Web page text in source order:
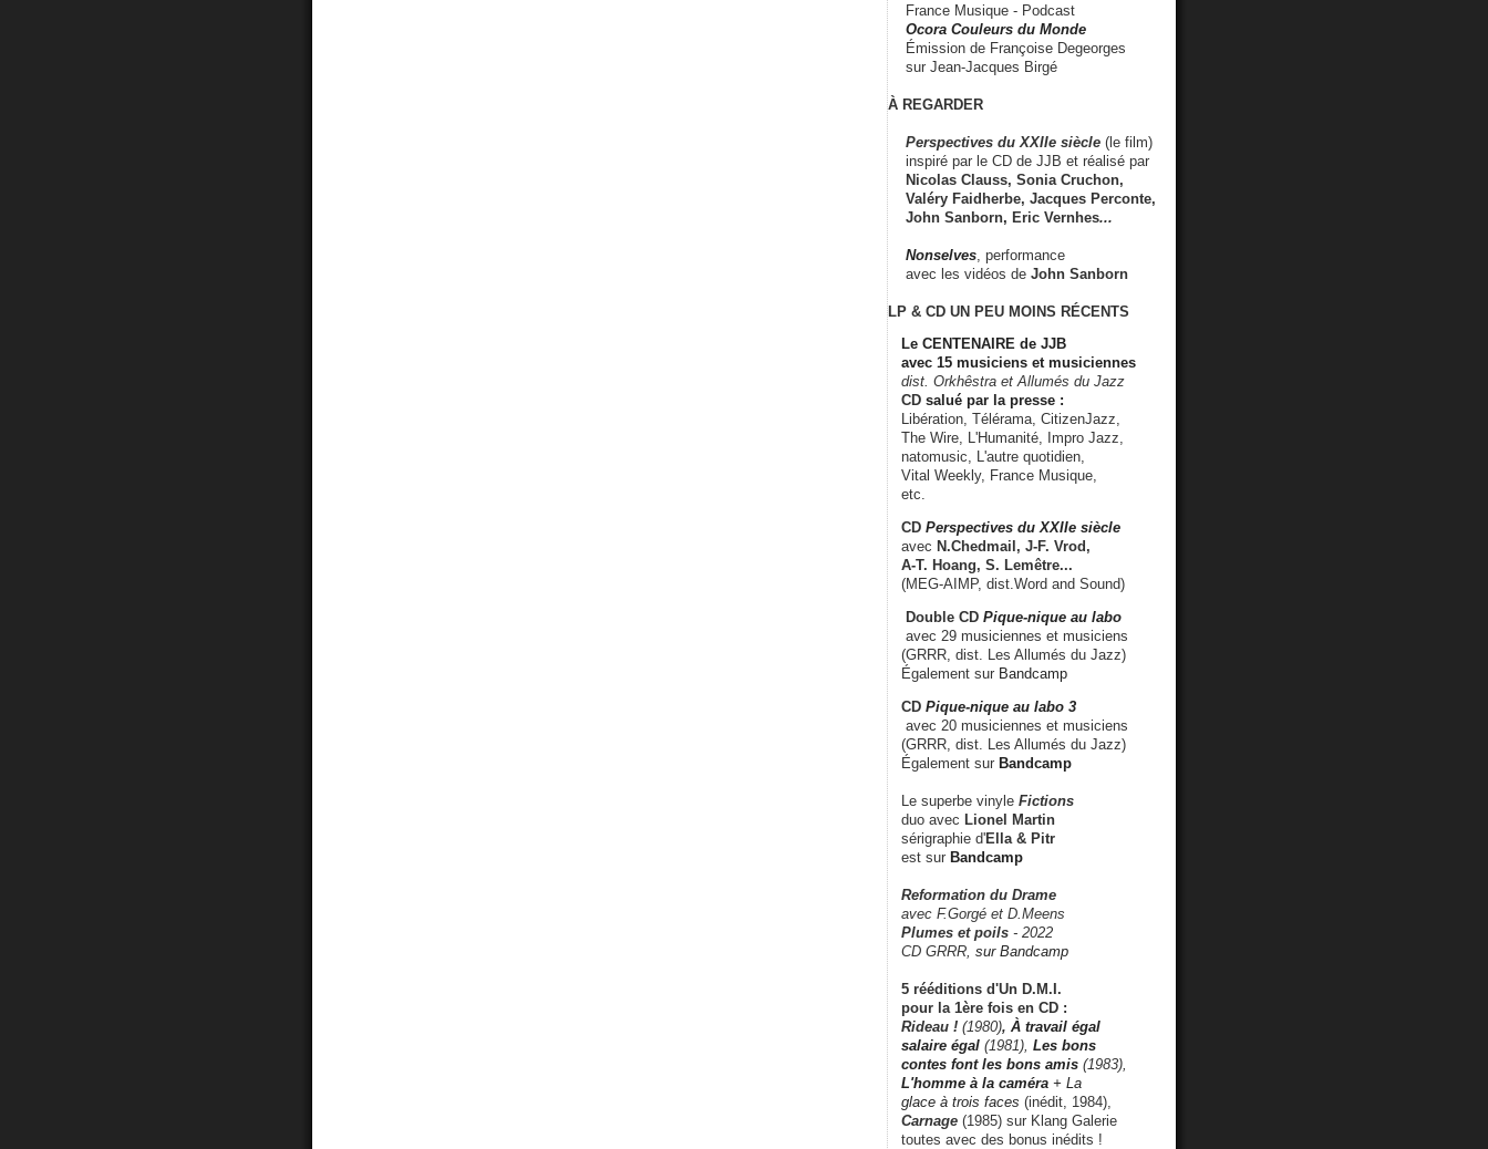
France Musique - Podcast
Ocora Couleurs du Monde
Émission de Françoise Degeorges
sur Jean-Jacques Birgé
À REGARDER
Perspectives du XXIIe siècle (le film)
inspiré par le CD de JJB et réalisé par
Nicolas Clauss, Sonia Cruchon,
Valéry Faidherbe, Jacques Perconte,
John Sanborn, Eric Vernhes...
Nonselves , performance
avec les vidéos de John Sanborn
LP & CD UN PEU MOINS RÉCENTS
Le CENTENAIRE de JJB
avec 15 musiciens et musiciennes
dist. Orkhêstra et Allumés du Jazz
CD salué par la presse :
Libération, Télérama, CitizenJazz,
The Wire, L'Humanité, Impro Jazz,
natomusic, L'autre quotidien,
Vital Weekly, France Musique,
etc.
CD Perspectives du XXIIe siècle
avec N.Chedmail, J-F. Vrod,
A-T. Hoang, S. Lemêtre...
(MEG-AIMP, dist.Word and Sound)
Double CD Pique-nique au labo
avec 29 musiciennes et musiciens
(GRRR, dist. Les Allumés du Jazz)
Également sur Bandcamp
CD Pique-nique au labo 3
avec 20 musiciennes et musiciens
(GRRR, dist. Les Allumés du Jazz)
Également sur Bandcamp
Le superbe vinyle Fictions
duo avec Lionel Martin
sérigraphie d'Ella & Pitr
est sur Bandcamp
Reformation du Drame
avec F.Gorgé et D.Meens
Plumes et poils - 2022
CD GRRR, sur Bandcamp
5 rééditions d'Un D.M.I.
pour la 1ère fois en CD :
Rideau ! (1980), À travail égal
salaire égal (1981), Les bons
contes font les bons amis (1983),
L'homme à la caméra + La
glace à trois faces (inédit, 1984),
Carnage (1985) sur Klang Galerie
toutes avec des bonus inédits !